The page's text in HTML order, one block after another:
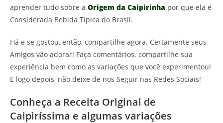
aprender tudo sobre a Origem da Caipirinha por que ela é
Considerada Bebida Típica do Brasil.
Há e se gostou, então, compartilhe agora. Certamente seus
Amigos vão adorar! Faça comentários. compartilhe sua
experiência bem como as variações que você experimentou!
E logo depois, não deixe de nos Seguir nas Redes Sociais!
Conheça a Receita Original de
Caipiríssima e algumas variações